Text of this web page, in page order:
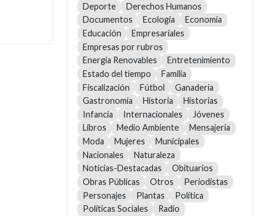
Deporte
Derechos Humanos
Documentos
Ecología
Economía
Educación
Empresariales
Empresas por rubros
Energía Renovables
Entretenimiento
Estado del tiempo
Familia
Fiscalización
Fútbol
Ganadería
Gastronomía
Historia
Historias
Infancia
Internacionales
Jóvenes
Libros
Medio Ambiente
Mensajería
Moda
Mujeres
Municipales
Nacionales
Naturaleza
Noticias-Destacadas
Obituarios
Obras Públicas
Otros
Periodistas
Personajes
Plantas
Política
Políticas Sociales
Radio